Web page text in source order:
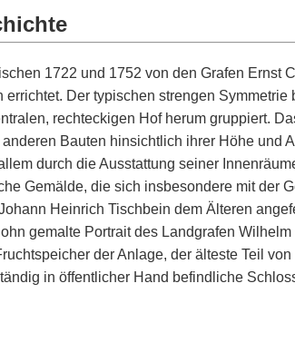
1722 und 1752 von den Grafen Ernst
Der typischen strengen
rechteckigen Hof herum gruppiert.
Bauten hinsichtlich ihrer Höhe und
durch die Ausstattung seiner
Gemälde, die sich insbesondere mit der
Heinrich Tischbein dem Älteren
gemalte Portrait des Landgrafen
der Anlage, der älteste Teil
in öffentlicher Hand befindliche